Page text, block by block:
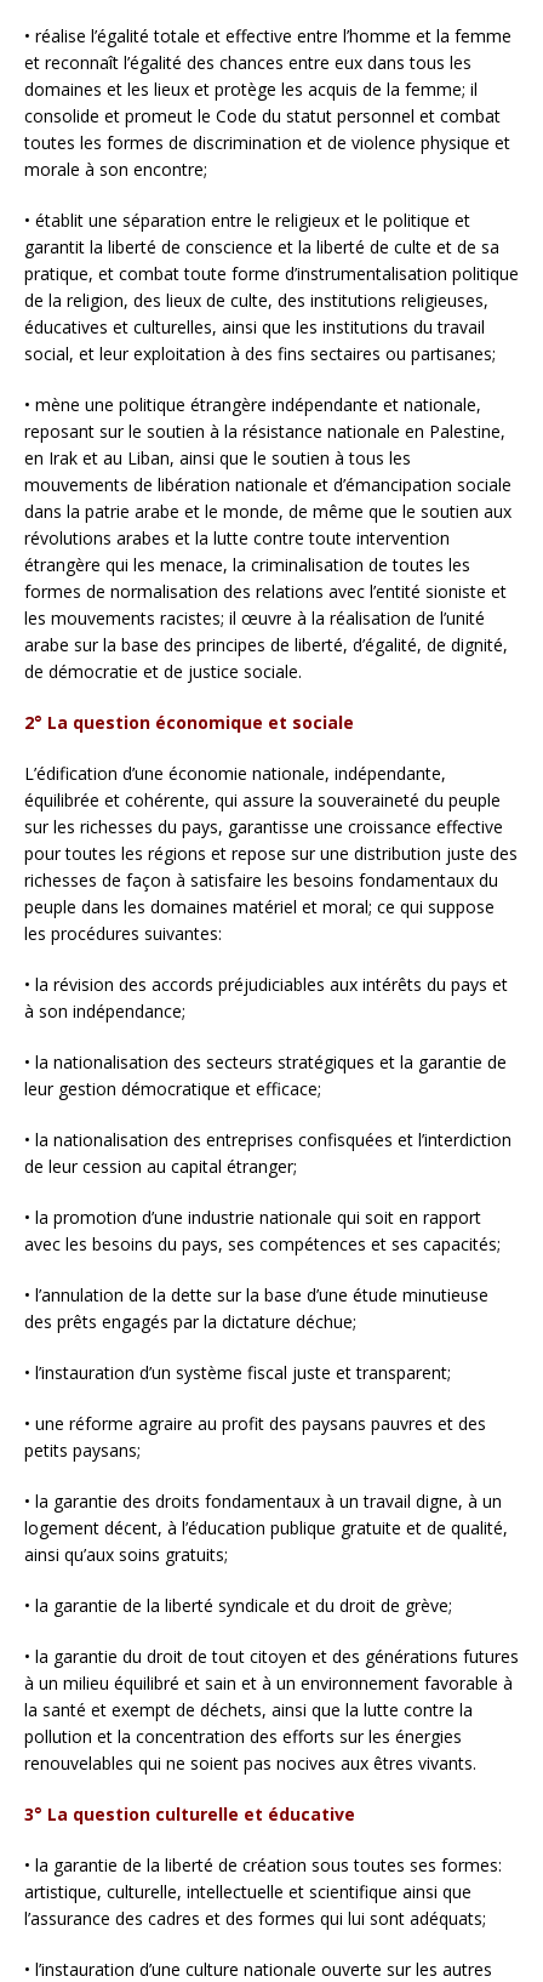
• réalise l’égalité totale et effective entre l’homme et la femme
et reconnaît l’égalité des chances entre eux dans tous les
domaines et les lieux et protège les acquis de la femme; il
consolide et promeut le Code du statut personnel et combat
toutes les formes de discrimination et de violence physique et
morale à son encontre;
• établit une séparation entre le religieux et le politique et
garantit la liberté de conscience et la liberté de culte et de sa
pratique, et combat toute forme d’instrumentalisation politique
de la religion, des lieux de culte, des institutions religieuses,
éducatives et culturelles, ainsi que les institutions du travail
social, et leur exploitation à des fins sectaires ou partisanes;
• mène une politique étrangère indépendante et nationale,
reposant sur le soutien à la résistance nationale en Palestine,
en Irak et au Liban, ainsi que le soutien à tous les
mouvements de libération nationale et d’émancipation sociale
dans la patrie arabe et le monde, de même que le soutien aux
révolutions arabes et la lutte contre toute intervention
étrangère qui les menace, la criminalisation de toutes les
formes de normalisation des relations avec l’entité sioniste et
les mouvements racistes; il œuvre à la réalisation de l’unité
arabe sur la base des principes de liberté, d’égalité, de dignité,
de démocratie et de justice sociale.
2° La question économique et sociale
L’édification d’une économie nationale, indépendante,
équilibrée et cohérente, qui assure la souveraineté du peuple
sur les richesses du pays, garantisse une croissance effective
pour toutes les régions et repose sur une distribution juste des
richesses de façon à satisfaire les besoins fondamentaux du
peuple dans les domaines matériel et moral; ce qui suppose
les procédures suivantes:
• la révision des accords préjudiciables aux intérêts du pays et
à son indépendance;
• la nationalisation des secteurs stratégiques et la garantie de
leur gestion démocratique et efficace;
• la nationalisation des entreprises confisquées et l’interdiction
de leur cession au capital étranger;
• la promotion d’une industrie nationale qui soit en rapport
avec les besoins du pays, ses compétences et ses capacités;
• l’annulation de la dette sur la base d’une étude minutieuse
des prêts engagés par la dictature déchue;
• l’instauration d’un système fiscal juste et transparent;
• une réforme agraire au profit des paysans pauvres et des
petits paysans;
• la garantie des droits fondamentaux à un travail digne, à un
logement décent, à l’éducation publique gratuite et de qualité,
ainsi qu’aux soins gratuits;
• la garantie de la liberté syndicale et du droit de grève;
• la garantie du droit de tout citoyen et des générations futures
à un milieu équilibré et sain et à un environnement favorable à
la santé et exempt de déchets, ainsi que la lutte contre la
pollution et la concentration des efforts sur les énergies
renouvelables qui ne soient pas nocives aux êtres vivants.
3° La question culturelle et éducative
• la garantie de la liberté de création sous toutes ses formes:
artistique, culturelle, intellectuelle et scientifique ainsi que
l’assurance des cadres et des formes qui lui sont adéquats;
• l’instauration d’une culture nationale ouverte sur les autres